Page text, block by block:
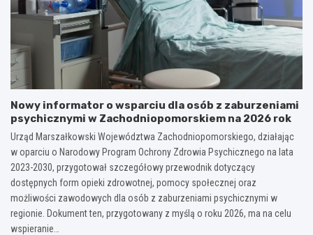
Nowy informator o wsparciu dla osób z zaburzeniami
psychicznymi w Zachodniopomorskiem na 2026 rok
Urząd Marszałkowski Województwa Zachodniopomorskiego, działając
w oparciu o Narodowy Program Ochrony Zdrowia Psychicznego na lata
2023-2030, przygotował szczegółowy przewodnik dotyczący
dostępnych form opieki zdrowotnej, pomocy społecznej oraz
możliwości zawodowych dla osób z zaburzeniami psychicznymi w
regionie. Dokument ten, przygotowany z myślą o roku 2026, ma na celu
wspieranie…